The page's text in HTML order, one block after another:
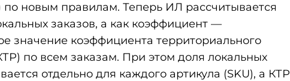
новым правилам. Теперь ИЛ рассчитывается
заказов, а как коэффициент —
значение коэффициента территориального
по всем заказам. При этом доля локальных
отдельно для каждого артикула (SKU), а КТР